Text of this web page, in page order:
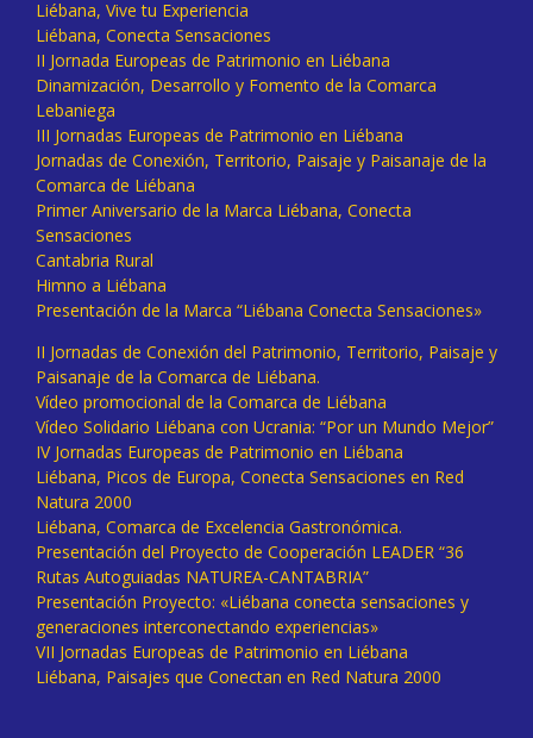
Liébana, Vive tu Experiencia
Liébana, Conecta Sensaciones
II Jornada Europeas de Patrimonio en Liébana
Dinamización, Desarrollo y Fomento de la Comarca
Lebaniega
III Jornadas Europeas de Patrimonio en Liébana
Jornadas de Conexión, Territorio, Paisaje y Paisanaje de la
Comarca de Liébana
Primer Aniversario de la Marca Liébana, Conecta
Sensaciones
Cantabria Rural
Himno a Liébana
Presentación de la Marca “Liébana Conecta Sensaciones»
II Jornadas de Conexión del Patrimonio, Territorio, Paisaje y
Paisanaje de la Comarca de Liébana.
Vídeo promocional de la Comarca de Liébana
Vídeo Solidario Liébana con Ucrania: “Por un Mundo Mejor”
IV Jornadas Europeas de Patrimonio en Liébana
Liébana, Picos de Europa, Conecta Sensaciones en Red
Natura 2000
Liébana, Comarca de Excelencia Gastronómica.
Presentación del Proyecto de Cooperación LEADER “36
Rutas Autoguiadas NATUREA-CANTABRIA”
Presentación Proyecto: «Liébana conecta sensaciones y
generaciones interconectando experiencias»
VII Jornadas Europeas de Patrimonio en Liébana
Liébana, Paisajes que Conectan en Red Natura 2000